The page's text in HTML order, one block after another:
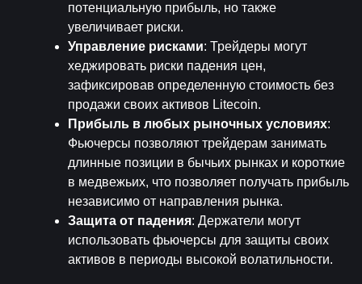
потенциальную прибыль, но также
увеличивает риски.
Управление рисками: Трейдеры могут
хеджировать риски падения цен,
зафиксировав определенную стоимость без
продажи своих активов Litecoin.
Прибыль в любых рыночных условиях:
Фьючерсы позволяют трейдерам занимать
длинные позиции в бычьих рынках и короткие
в медвежьих, что позволяет получать прибыль
независимо от направления рынка.
Защита от падения: Держатели могут
использовать фьючерсы для защиты своих
активов в периоды высокой волатильности.